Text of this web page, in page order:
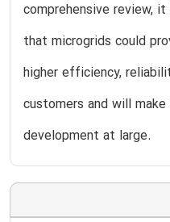
comprehensive review,
that microgrids could
higher efficiency,
customers and will
development at large.